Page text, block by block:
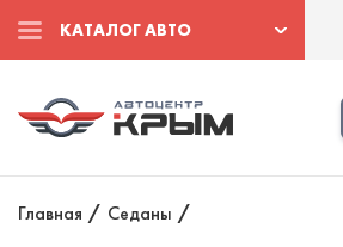
КАТАЛОГ АВТО
Главная / Седаны /